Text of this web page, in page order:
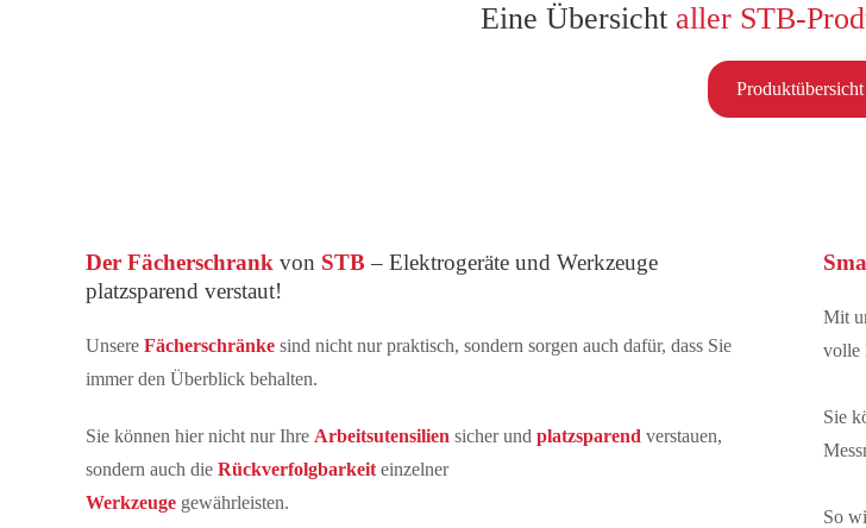
Eine Übersichtaller STB-
Produktübersicht
Der Fächerschrank von STB – Elektrogeräte und Werkzeuge
platzsparend verstaut!
Unsere Fächerschränke sind nicht nur praktisch, sondern sorgen auch dafür, dass Sie
immer den Überblick behalten.
Sie können hier nicht nur Ihre Arbeitsutensilien sicher und platzsparend verstauen,
sondern auch die Rückverfolgbarkeit einzelner
Werkzeuge gewährleisten.
Mit
volle
Sie
So